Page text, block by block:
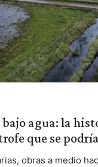
bajo agua: la
que se
obras a medio